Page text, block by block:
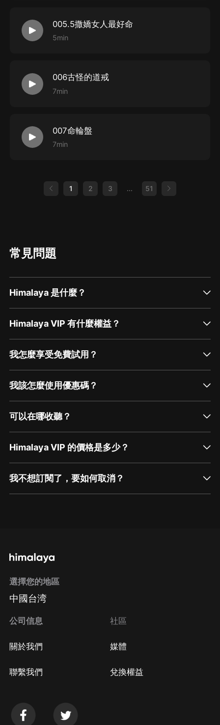
005.5撒嬌女人最好命
5min
006古怪的道戒
7min
007命輪盤
7min
1 2 3 ... 51
常見問題
Himalaya 是什麼？
Himalaya VIP 有什麼權益？
我怎麼享受免費試用？
我該怎麼使用優惠碼？
可以在哪收聽？
Himalaya VIP 的價格是多少？
我不想訂閱了，要如何取消？
方法 Google Play取消訂閱方法
選擇您的地區
中國台湾
公司信息
關於我們
聯繫我們
社區
媒體
兌換權益